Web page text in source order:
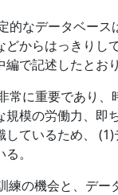
的なデータベー
からはっきり
で記述したとおり
常に重要であり
模の労働力、即
ているため、
。
練の機会と、デ